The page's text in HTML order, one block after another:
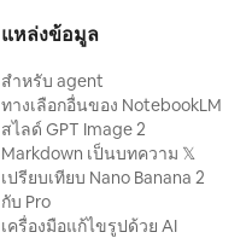
แหล่งข้อมูล
สำหรับ agent
ทางเลือกอื่นของ NotebookLM
สไลด์ GPT Image 2
Markdown เป็นบทความ 𝕏
เปรียบเทียบ Nano Banana 2
กับ Pro
เครื่องมือแก้ไขรูปด้วย AI